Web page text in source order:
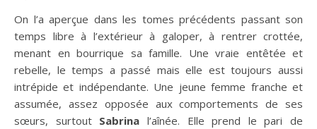
On l’a aperçue dans les tomes précédents passant son
temps libre à l’extérieur à galoper, à rentrer crottée,
menant en bourrique sa famille. Une vraie entêtée et
rebelle, le temps a passé mais elle est toujours aussi
intrépide et indépendante. Une jeune femme franche et
assumée, assez opposée aux comportements de ses
sœurs, surtout Sabrina l’aînée. Elle prend le pari de